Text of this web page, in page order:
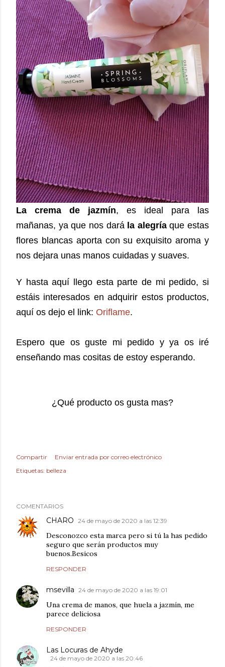
La crema de jazmín, es ideal para las
mañanas, ya que nos dará la alegríaque estas
flores blancas aporta con su exquisito aroma y
nos dejara unas manos cuidadas y suaves.
Y hasta aquí llego esta parte de mi pedido, si
estáis interesados en adquirir estos productos,
aquí os dejo el link: Oriflame.
Espero que os guste mi pedido y ya os iré
enseñando mas cositas de estoy esperando.
¿Qué producto os gusta mas?
Compartir
Enviar entrada por correo electrónico
Etiquetas: belleza
COMENTARIOS
CHARO 24 de mayo de 2020 a las 12:39
Desconozco esta marca pero si tú la has pedido
seguro que serán productos muy
buenos.Besicos
RESPONDER
msevilla 24 de mayo de 2020 a las 19:01
Una crema de manos, que huela a jazmín, me
parece deliciosa
RESPONDER
Las Locuras de Ahyde
24 de mayo de 2020 a las 20:46